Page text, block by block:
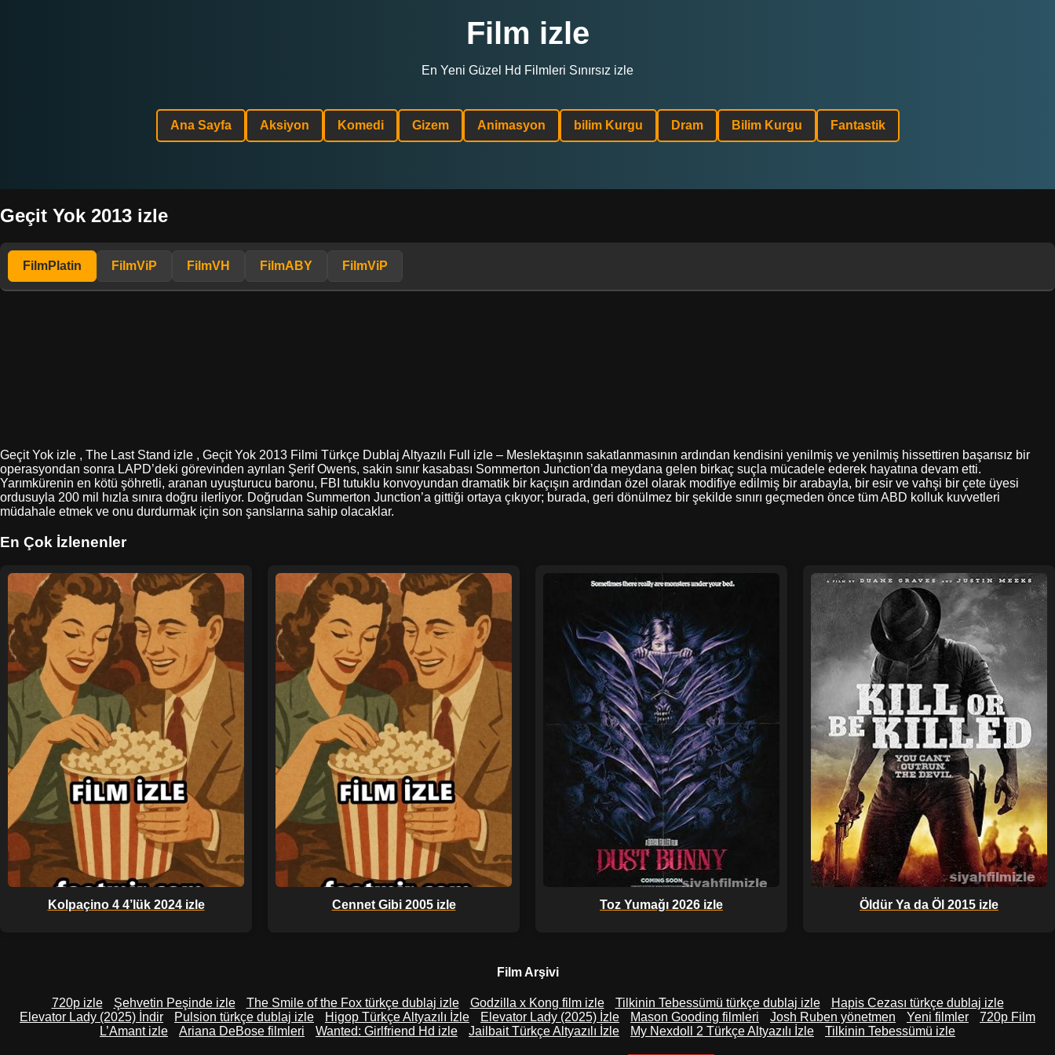
Film izle
En Yeni Güzel Hd Filmleri Sınırsız izle
Ana Sayfa Aksiyon Komedi Gizem Animasyon bilim Kurgu Dram Bilim Kurgu Fantastik
Geçit Yok 2013 izle
FilmPlatin FilmViP FilmVH FilmABY FilmViP
Geçit Yok izle , The Last Stand izle , Geçit Yok 2013 Filmi Türkçe Dublaj Altyazılı Full izle – Meslektaşının sakatlanmasının ardından kendisini yenilmiş ve yenilmiş hissettiren başarısız bir
operasyondan sonra LAPD’deki görevinden ayrılan Şerif Owens, sakin sınır kasabası Sommerton Junction’da meydana gelen birkaç suçla mücadele ederek hayatına devam etti.
Yarımkürenin en kötü şöhretli, aranan uyuşturucu baronu, FBI tutuklu konvoyundan dramatik bir kaçışın ardından özel olarak modifiye edilmiş bir arabayla, bir esir ve vahşi bir çete üyesi
ordusuyla 200 mil hızla sınıra doğru ilerliyor. Doğrudan Summerton Junction’a gittiği ortaya çıkıyor; burada, geri dönülmez bir şekilde sınırı geçmeden önce tüm ABD kolluk kuvvetleri
müdahale etmek ve onu durdurmak için son şanslarına sahip olacaklar.
En Çok İzlenenler
Kolpaçino 4 4’lük 2024 izle Cennet Gibi 2005 izle Toz Yumağı 2026 izle Öldür Ya da Öl 2015 izle
Film Arşivi
720p izle Şehvetin Peşinde izle The Smile of the Fox türkçe dublaj izle Godzilla x Kong film izle Tilkinin Tebessümü türkçe dublaj izle
Hapis Cezası türkçe dublaj izle
Elevator Lady (2025) İndir
Pulsion türkçe dublaj izle Higop Türkçe Altyazılı İzle Elevator Lady (2025) İzle Mason Gooding filmleri Josh Ruben yönetmen Yeni filmler
720p Film
L’Amant izle
Ariana DeBose filmleri Wanted: Girlfriend Hd izle Jailbait Türkçe Altyazılı İzle My Nexdoll 2 Türkçe Altyazılı İzle Tilkinin Tebessümü izle